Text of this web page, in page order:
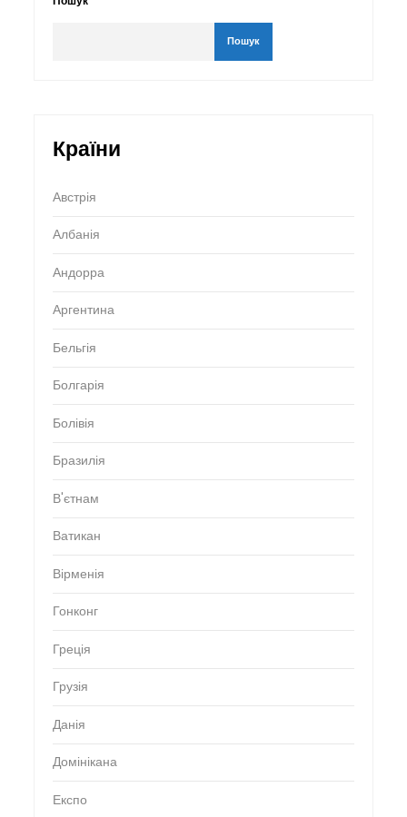
Пошук
Країни
Австрія
Албанія
Андорра
Аргентина
Бельгія
Болгарія
Болівія
Бразилія
В'єтнам
Ватикан
Вірменія
Гонконг
Греція
Грузія
Данія
Домінікана
Експо